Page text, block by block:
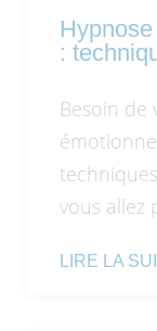
:
Besoin de
vous allez
LIRE LA